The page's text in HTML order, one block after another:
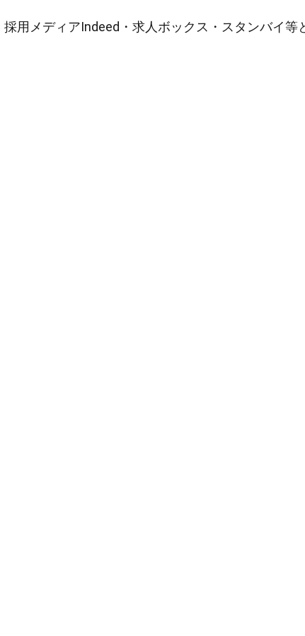
採用メディアIndeed・求人ボックス・スタンバイ